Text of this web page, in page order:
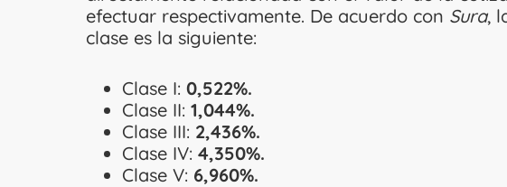
efectuar respectivamente. De acuerdo con Sura,
clase es la siguiente:
Clase I: 0,522%.
Clase II: 1,044%.
Clase III: 2,436%.
Clase IV: 4,350%.
Clase V: 6,960%.